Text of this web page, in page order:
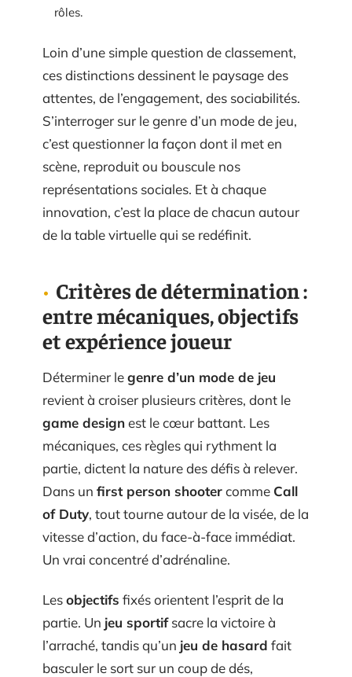
rôles.
Loin d’une simple question de classement,
ces distinctions dessinent le paysage des
attentes, de l’engagement, des sociabilités.
S’interroger sur le genre d’un mode de jeu,
c’est questionner la façon dont il met en
scène, reproduit ou bouscule nos
représentations sociales. Et à chaque
innovation, c’est la place de chacun autour
de la table virtuelle qui se redéfinit.
Critères de détermination :
entre mécaniques, objectifs
et expérience joueur
Déterminer legenre d’un mode de jeu
revient à croiser plusieurs critères, dont le
game designest le cœur battant. Les
mécaniques, ces règles qui rythment la
partie, dictent la nature des défis à relever.
Dans un first person shootercomme Call
of Duty, tout tourne autour de la visée, de la
vitesse d’action, du face-à-face immédiat.
Un vrai concentré d’adrénaline.
Lesobjectifs fixés orientent l’esprit de la
partie. Un jeu sportifsacre la victoire à
l’arraché, tandis qu’un jeu de hasard fait
basculer le sort sur un coup de dés,